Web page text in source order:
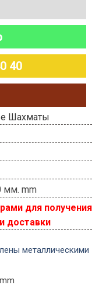
40
Шахматы
мм. mm
для получения
доставки
металлическими